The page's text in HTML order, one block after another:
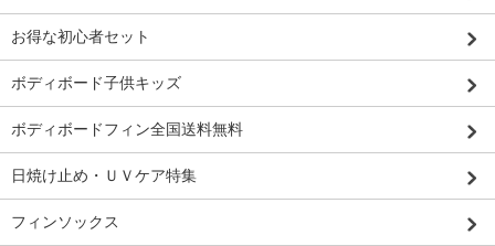
お得な初心者セット
ボディボード子供キッズ
ボディボードフィン全国送料無料
日焼け止め・ＵＶケア特集
フィンソックス